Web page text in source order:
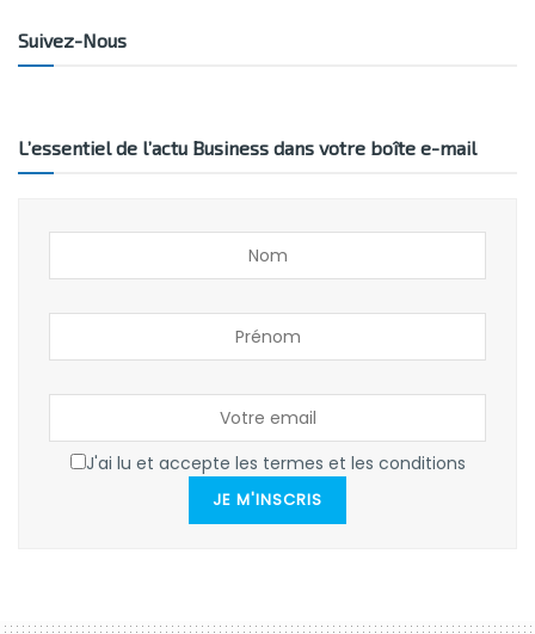
Suivez-Nous
L’essentiel de l’actu Business dans votre boîte e-mail
J'ai lu et accepte les termes et les conditions
JE M'INSCRIS